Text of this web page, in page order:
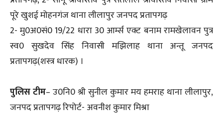
पूरे खुशई मोहनगंज थाना लीलापुर जनपद प्रतापगढ़
2- मु0अ0सं0 19/22 धारा 30 आर्म्स एक्ट बनाम रामखेलावन पुत्र
स्व0 सुखदेव सिंह निवासी मझिलाह थाना अन्तू जनपद
प्रतापगढ़(शस्त्र धारक) ।
पुलिस टीम– उ0नि0 श्री सुनील कुमार मय हमराह थाना लीलापुर,
जनपद प्रतापगढ़ रिपोर्ट- अवनीश कुमार मिश्रा